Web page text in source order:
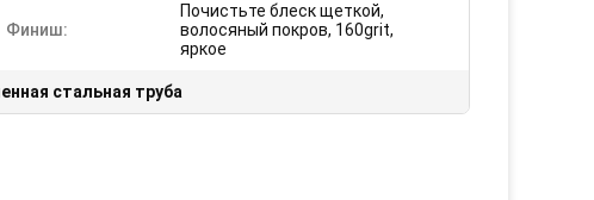
Финиш:
Почистьте блеск щеткой,
волосяный покров, 160grit,
яркое
стальная труба